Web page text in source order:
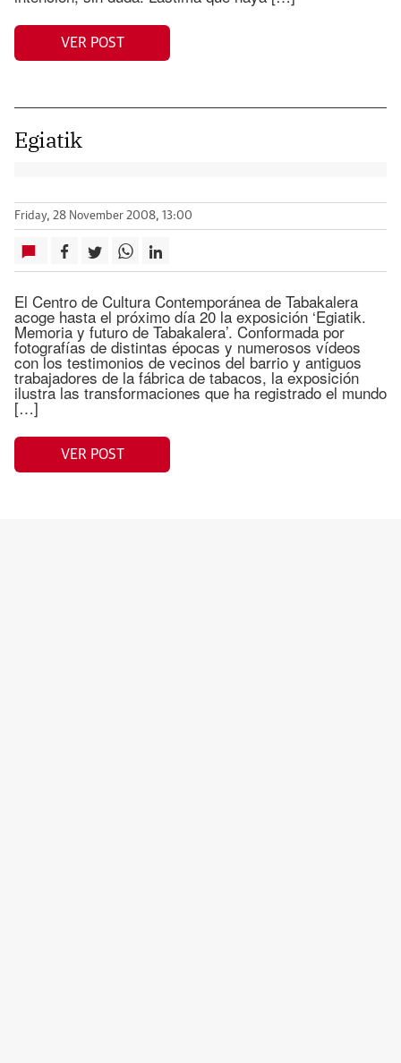
VER POST
Egiatik
Friday, 28 November 2008, 13:00
El Centro de Cultura Contemporánea de Tabakalera
acoge hasta el próximo día 20 la exposición ‘Egiatik.
Memoria y futuro de Tabakalera’. Conformada por
fotografías de distintas épocas y numerosos vídeos
con los testimonios de vecinos del barrio y antiguos
trabajadores de la fábrica de tabacos, la exposición
ilustra las transformaciones que ha registrado el mundo
[…]
VER POST